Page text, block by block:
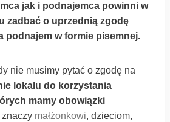
jak i podnajemca powinni w
zadbać o uprzednią zgodę
podnajem w formie pisemnej.
nie musimy pytać o zgodę na
lokalu do korzystania
mamy obowiązki
znaczy małżonkowi, dzieciom,